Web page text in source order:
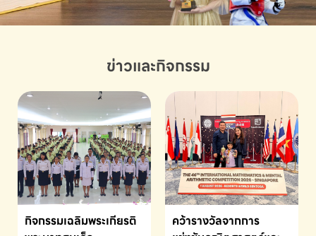
ข่าวและกิจกรรม
กิจกรรมเฉลิมพระเกียรติ
คว้ารางวัลจากการ